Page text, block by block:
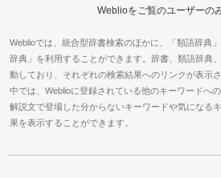
Weblioをご覧のユーザーの
Weblioでは、統合型辞書検索のほかに、「類語辞典
辞典」を利用することができます。辞書、類語辞典
動しており、それぞれの検索結果へのリンクが表示
中では、Weblioに登録されている他のキーワードへ
解説文で登場した分からないキーワードや気になる
果を表示することができます。